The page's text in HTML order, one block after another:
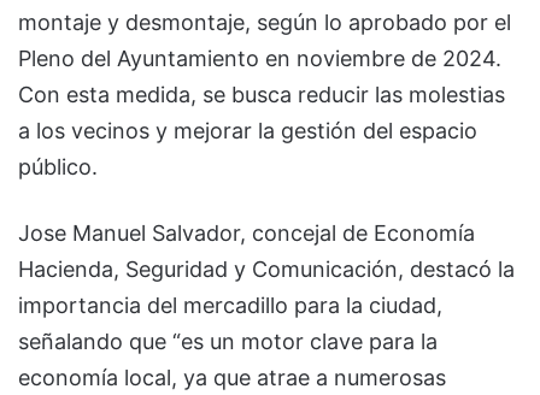
montaje y desmontaje, según lo aprobado por el
Pleno del Ayuntamiento en noviembre de 2024.
Con esta medida, se busca reducir las molestias
a los vecinos y mejorar la gestión del espacio
público.
Jose Manuel Salvador, concejal de Economía
Hacienda, Seguridad y Comunicación, destacó la
importancia del mercadillo para la ciudad,
señalando que “es un motor clave para la
economía local, ya que atrae a numerosas